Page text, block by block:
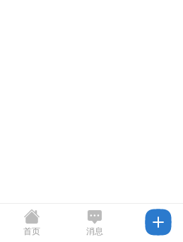
首页 消息